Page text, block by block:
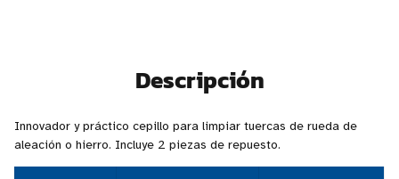
Descripción
Innovador y práctico cepillo para limpiar tuercas de rueda de
aleación o hierro. Incluye 2 piezas de repuesto.